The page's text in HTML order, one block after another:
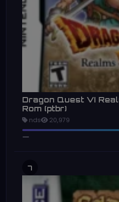
Dragon Quest VI
Rom (ptbr)
nds 20,979
7